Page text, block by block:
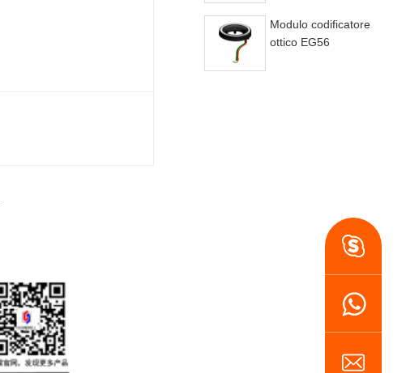
Modulo codificatore
ottico EG56